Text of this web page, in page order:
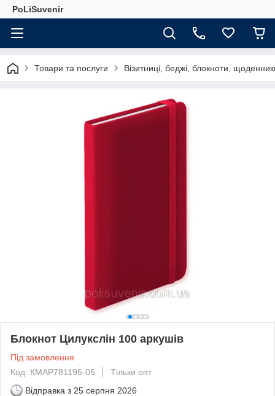
PoLiSuvenir
Товари та послуги Візитниці, беджі, блокноти,
Блокнот Цилукслін 100 аркушів
Під замовлення
Код: КМAP781195-05
Тільки опт
Відправка з 25 серпня 2026